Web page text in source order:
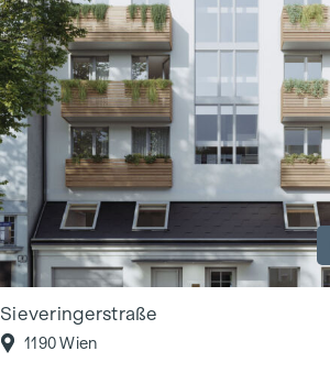
Sieveringerstraße
1190 Wien